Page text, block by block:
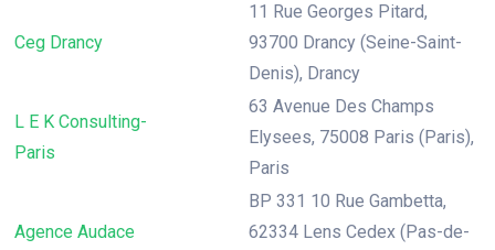
Ceg Drancy
11 Rue Georges Pitard,
93700 Drancy (Seine-Saint-
Denis), Drancy
L E K Consulting-
Paris
63 Avenue Des Champs
Elysees, 75008 Paris (Paris),
Paris
Agence Audace
BP 331 10 Rue Gambetta,
62334 Lens Cedex (Pas-de-